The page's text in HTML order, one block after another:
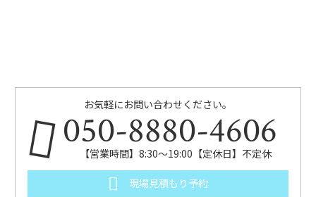
お気軽にお問い合わせください。
050-8880-4606
【営業時間】8:30～19:00【定休日】不定休
現場見積もり予約